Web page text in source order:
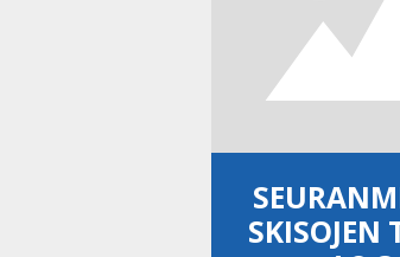
SKISOJEN